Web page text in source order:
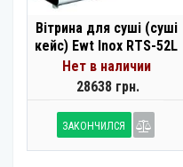
Вітрина для суші (суші
кейс) Ewt Inox RTS-52L
Нет в наличии
28638 грн.
ЗАКОНЧИЛСЯ